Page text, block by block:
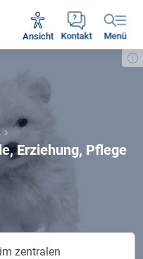
Kontakt
Ansicht Menü
Uhr
Erziehung, Pflege
zentralen